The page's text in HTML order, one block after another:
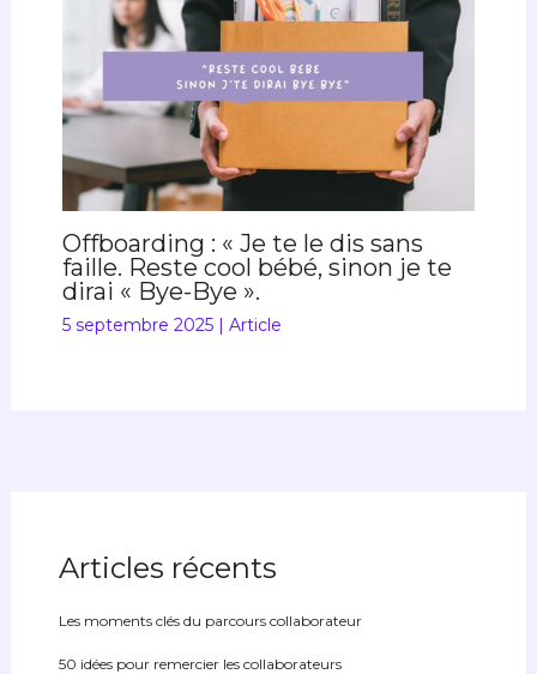
Offboarding : « Je te le dis sans
faille. Reste cool bébé, sinon je te
dirai « Bye-Bye ».
5 septembre 2025 | Article
Articles récents
Les moments clés du parcours collaborateur
50 idées pour remercier les collaborateurs